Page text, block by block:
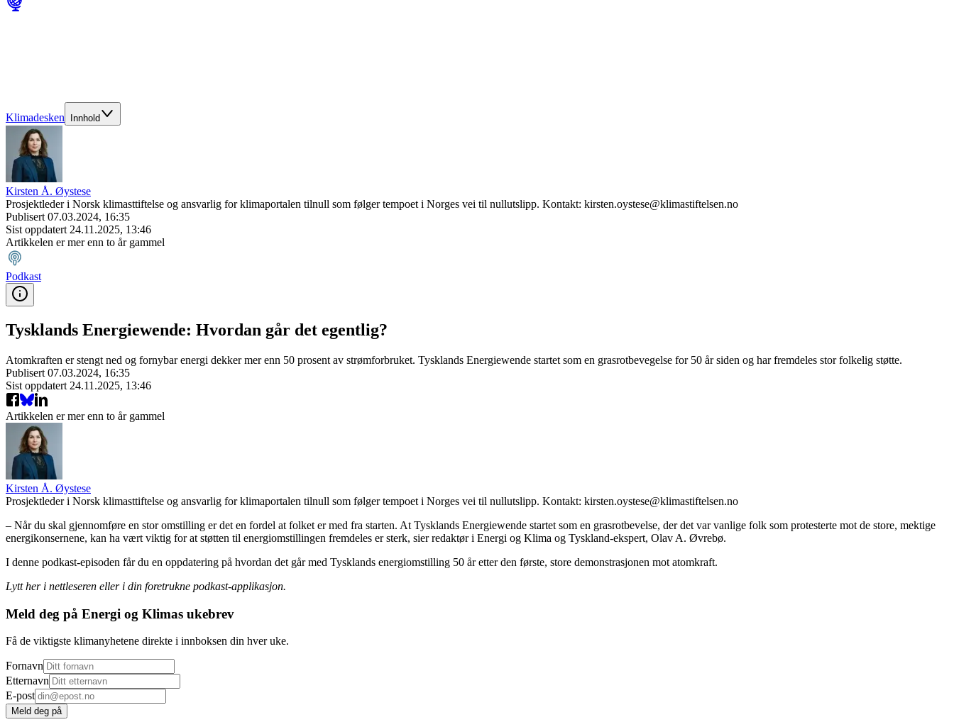
Klimadesken Innhold
Kirsten Å. Øystese
Prosjektleder i Norsk klimasttiftelse og ansvarlig for klimaportalen tilnull som følger tempoet i Norges vei til nullutslipp. Kontakt: kirsten.oystese@klimastiftelsen.no
Publisert 07.03.2024, 16:35
Sist oppdatert 24.11.2025, 13:46
Artikkelen er mer enn to år gammel
Podkast
Tysklands Energiewende: Hvordan går det egentlig?
Atomkraften er stengt ned og fornybar energi dekker mer enn 50 prosent av strømforbruket. Tysklands Energiewende startet som en grasrotbevegelse for 50 år siden og har fremdeles stor folkelig støtte.
Publisert 07.03.2024, 16:35
Sist oppdatert 24.11.2025, 13:46
Artikkelen er mer enn to år gammel
Kirsten Å. Øystese
Prosjektleder i Norsk klimasttiftelse og ansvarlig for klimaportalen tilnull som følger tempoet i Norges vei til nullutslipp. Kontakt: kirsten.oystese@klimastiftelsen.no
– Når du skal gjennomføre en stor omstilling er det en fordel at folket er med fra starten. At Tysklands Energiewende startet som en grasrotbevelse, der det var vanlige folk som protesterte mot de store, mektige
energikonsernene, kan ha vært viktig for at støtten til energiomstillingen fremdeles er sterk, sier redaktør i Energi og Klima og Tyskland-ekspert, Olav A. Øvrebø.
I denne podkast-episoden får du en oppdatering på hvordan det går med Tysklands energiomstilling 50 år etter den første, store demonstrasjonen mot atomkraft.
Lytt her i nettleseren eller i din foretrukne podkast-applikasjon.
Meld deg på Energi og Klimas ukebrev
Få de viktigste klimanyhetene direkte i innboksen din hver uke.
Fornavn
Etternavn
E-post
Meld deg på